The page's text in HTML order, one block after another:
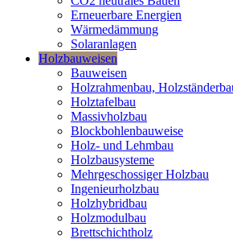
Erneuerbare Energien
Wärmedämmung
Solaranlagen
Holzbauweisen
Bauweisen
Holzrahmenbau,
Holztafelbau
Massivholzbau
Blockbohlenbauweise
Holz- und Lehmbau
Holzbausysteme
Mehrgeschossiger Holzbau
Ingenieurholzbau
Holzhybridbau
Holzmodulbau
Brettschichtholz